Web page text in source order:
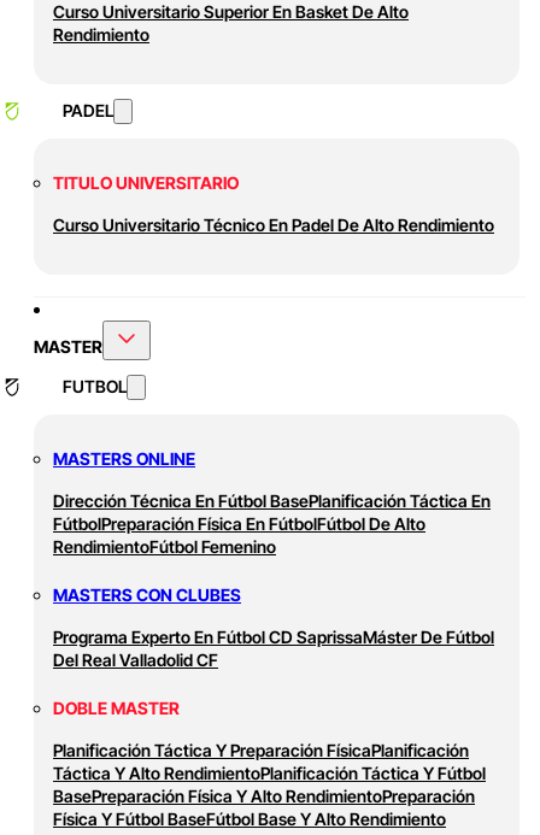
Curso Universitario Superior En Basket De Alto
Rendimiento
PADEL
TITULO UNIVERSITARIO
Curso Universitario Técnico En Padel De Alto Rendimiento
MASTER
FUTBOL
MASTERS ONLINE
Dirección Técnica En Fútbol BasePlanificación Táctica En
FútbolPreparación Física En FútbolFútbol De Alto
RendimientoFútbol Femenino
MASTERS CON CLUBES
Programa Experto En Fútbol CD SaprissaMáster De Fútbol
Del Real Valladolid CF
DOBLE MASTER
Planificación Táctica Y Preparación FísicaPlanificación
Táctica Y Alto RendimientoPlanificación Táctica Y Fútbol
BasePreparación Física Y Alto RendimientoPreparación
Física Y Fútbol BaseFútbol Base Y Alto Rendimiento